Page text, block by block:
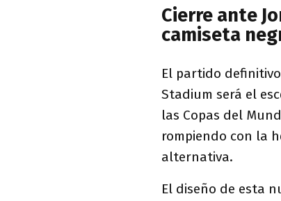
Cierre ante
camiseta
El partido
Stadium será el
las Copas del
rompiendo con la
alternativa.
El diseño de esta